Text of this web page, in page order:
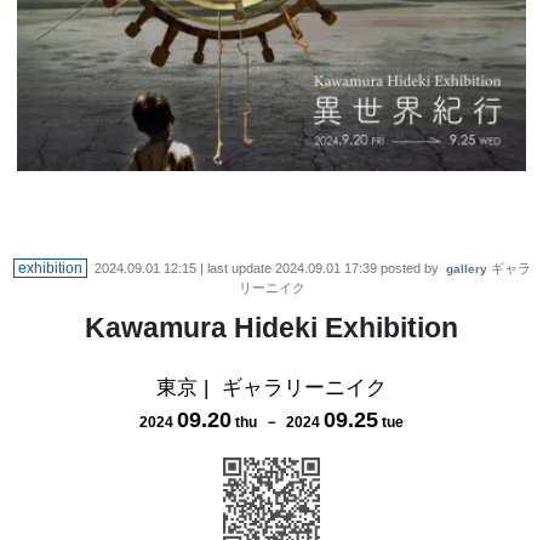
exhibition 2024.09.01 12:15| last update 2024.09.01 17:39posted by gallery ギャラ
リーニイク
Kawamura Hideki Exhibition
東京 | ギャラリーニイク
2024 09.20 thu － 2024 09.25 tue